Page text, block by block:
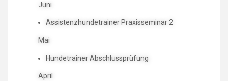
Juni
Assistenzhundetrainer Praxisseminar 2
Mai
Hundetrainer Abschlussprüfung
April